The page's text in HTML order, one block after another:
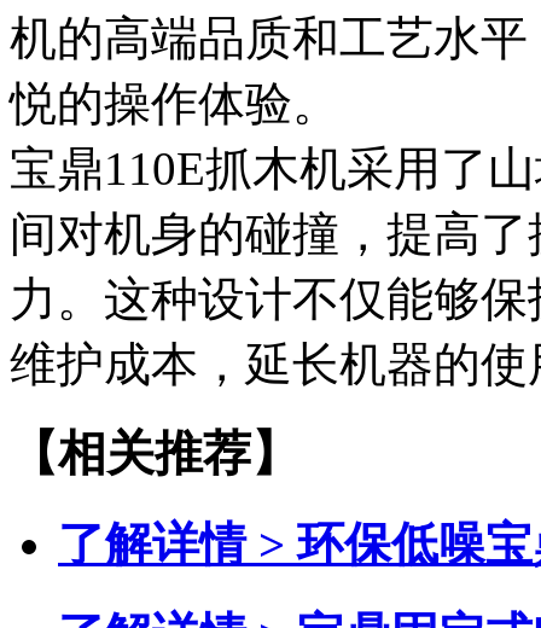
机的高端品质和工艺水
悦的操作体验。
宝鼎110E抓木机采用了
间对机身的碰撞，提高
力。这种设计不仅能够
维护成本，延长机器的
【相关推荐】
了解详情 >环保低噪